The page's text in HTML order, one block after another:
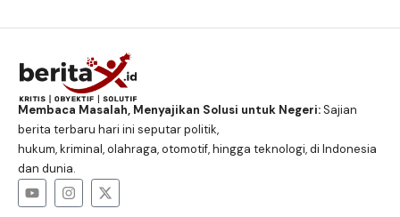
Membaca Masalah, Menyajikan Solusi untuk Negeri:Sajian
berita terbaru hari ini seputar politik,
hukum, kriminal, olahraga, otomotif, hingga teknologi, di Indonesia
dan dunia.